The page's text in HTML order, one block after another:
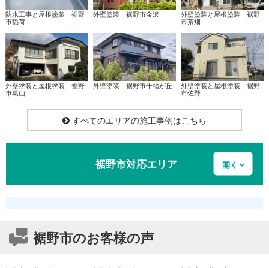
防水工事と屋根塗装 裾野
市稲荷
外壁塗装 裾野市金沢
外壁塗装と屋根塗装 裾野
市茶畑
外壁塗装と屋根塗装 裾野
市葛山
外壁塗装 裾野市千福が丘
外壁塗装と屋根塗装 裾野
市佐野
すべてのエリアの施工事例はこちら
裾野市対応エリア
市今里、裾野市岩波、裾野市大畑、裾野市葛山、裾野市金沢、裾
野市久根、裾野市公文名、裾野市佐野、裾野市下和田、裾野市須
裾野市のお客様の声